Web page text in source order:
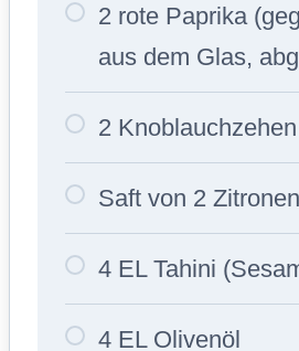
2 rote Paprika
aus dem Glas,
2 Knoblauchzehen
Saft von 2 Zitronen
4 EL Tahini
4 EL Olivenöl